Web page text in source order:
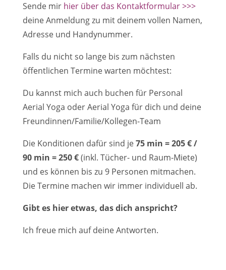
Sende mir hier über das Kontaktformular >>>
deine Anmeldung zu mit deinem vollen Namen,
Adresse und Handynummer.
Falls du nicht so lange bis zum nächsten
öffentlichen Termine warten möchtest:
Du kannst mich auch buchen für Personal
Aerial Yoga oder Aerial Yoga für dich und deine
Freundinnen/Familie/Kollegen-Team
Die Konditionen dafür sind je75 min = 205 € /
90 min = 250 €(inkl. Tücher- und Raum-Miete)
und es können bis zu 9 Personen mitmachen.
Die Termine machen wir immer individuell ab.
Gibt es hier etwas, das dich anspricht?
Ich freue mich auf deine Antworten.